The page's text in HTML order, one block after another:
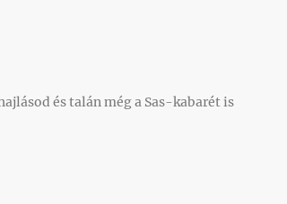
és talán még a Sas-kabarét is